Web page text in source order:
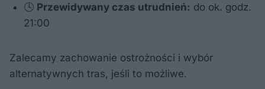
🕓 Przewidywany czas utrudnień: do ok. godz.
21:00
Zalecamy zachowanie ostrożności i wybór
alternatywnych tras, jeśli to możliwe.